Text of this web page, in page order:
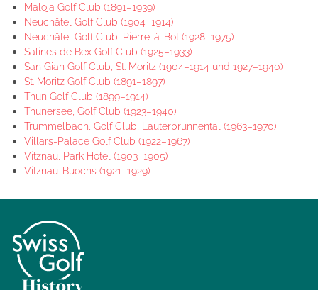
Maloja Golf Club (1891–1939)
Neuchâtel Golf Club (1904–1914)
Neuchâtel Golf Club, Pierre-à-Bot (1928–1975)
Salines de Bex Golf Club (1925–1933)
San Gian Golf Club, St. Moritz (1904–1914 und 1927–1940)
St. Moritz Golf Club (1891–1897)
Thun Golf Club (1899–1914)
Thunersee, Golf Club (1923–1940)
Trümmelbach, Golf Club, Lauterbrunnental (1963–1970)
Villars-Palace Golf Club (1922–1967)
Vitznau, Park Hotel (1903–1905)
Vitznau-Buochs (1921–1929)